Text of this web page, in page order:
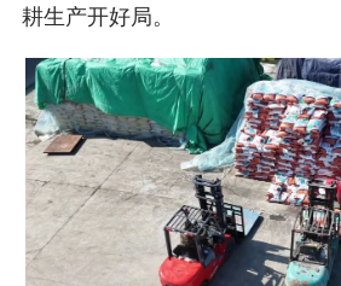
耕生产开好局。